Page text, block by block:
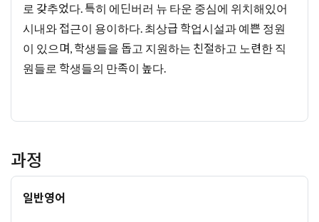
로 갖추었다. 특히 에딘버러 뉴 타운 중심에 위치해있어
시내와 접근이 용이하다. 최상급 학업시설과 예쁜 정원
이 있으며, 학생들을 돕고 지원하는 친절하고 노련한 직
원들로 학생들의 만족이 높다.
과정
일반영어